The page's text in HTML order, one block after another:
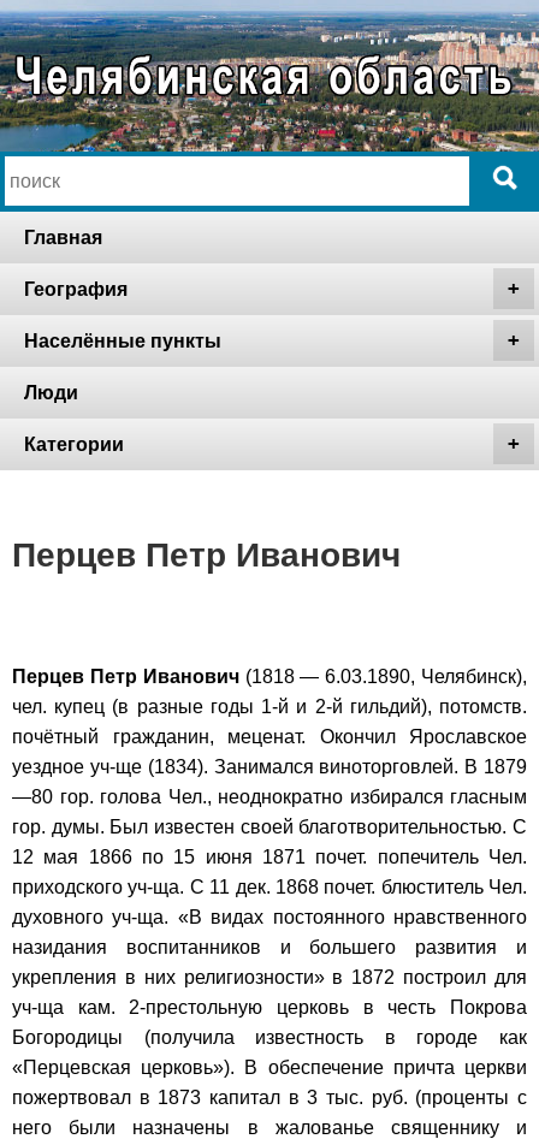
Главная
География
Населённые пункты
Люди
Категории
Перцев Петр Иванович
Перцев Петр Иванович(1818 — 6.03.1890, Челябинск),
чел. купец (в разные годы 1-й и 2-й гильдий), потомств.
почётный гражданин, меценат. Окончил Ярославское
уездное уч-ще (1834). Занимался виноторговлей. В 1879
—80 гор. голова Чел., неоднократно избирался гласным
гор. думы. Был известен своей благотворительностью. С
12 мая 1866 по 15 июня 1871 почет. попечитель Чел.
приходского уч-ща. С 11 дек. 1868 почет. блюститель Чел.
духовного уч-ща. «В видах постоянного нравственного
назидания воспитанников и большего развития и
укрепления в них религиозности» в 1872 построил для
уч-ща кам. 2-престольную церковь в честь Покрова
Богородицы (получила известность в городе как
«Перцевская церковь»). В обеспечение причта церкви
пожертвовал в 1873 капитал в 3 тыс. руб. (проценты с
него были назначены в жалованье священнику и